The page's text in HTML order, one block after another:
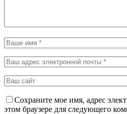
Сохраните мое имя, адрес
этом браузере для следующего